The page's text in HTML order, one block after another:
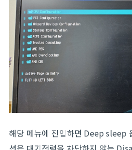
해당 메뉴에 진입하면 Deep sleep